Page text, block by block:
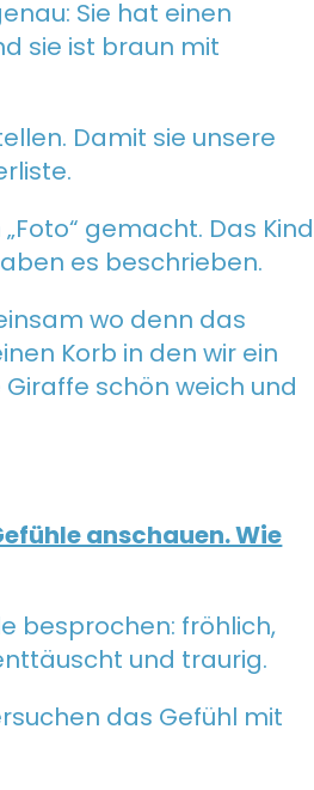
Sie hat einen
sie ist braun mit
Damit sie unsere
gemacht. Das Kind
es beschrieben.
wo denn das
Korb in den wir ein
schön weich und
anschauen. Wie
besprochen: fröhlich,
und traurig.
das Gefühl mit